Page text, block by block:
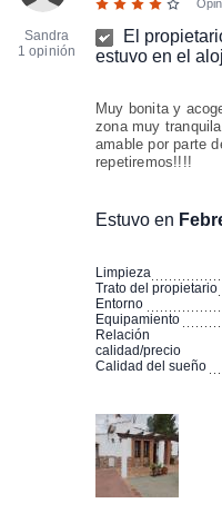
Sandra
1 opinión
El
estuvo en el
Muy bonita y
zona muy
amable por parte
repetiremos!!!!
Estuvo en
Limpieza
Trato del propietario
Entorno
Equipamiento
Relación
calidad/precio
Calidad del sueño